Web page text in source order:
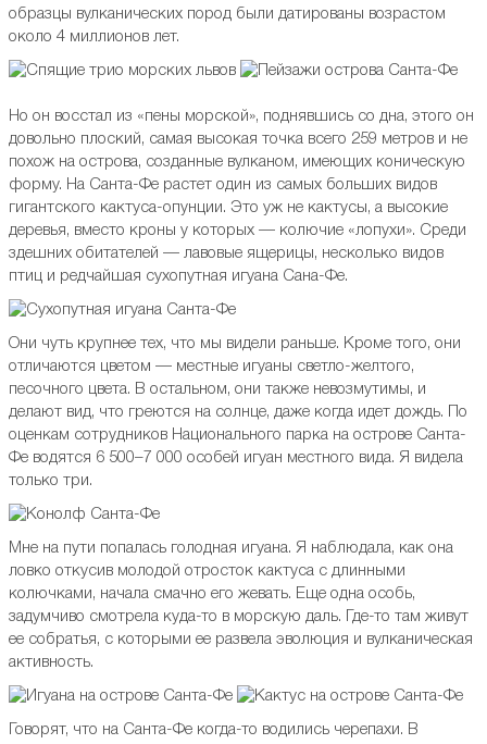
образцы вулканических пород были датированы возрастом
около 4 миллионов лет.
Но он восстал из «пены морской», поднявшись со дна, этого он
довольно плоский, самая высокая точка всего 259 метров и не
похож на острова, созданные вулканом, имеющих коническую
форму. На Санта-Фе растет один из самых больших видов
гигантского кактуса-опунции. Это уж не кактусы, а высокие
деревья, вместо кроны у которых — колючие «лопухи». Среди
здешних обитателей — лавовые ящерицы, несколько видов
птиц и редчайшая сухопутная игуана Сана-Фе.
Они чуть крупнее тех, что мы видели раньше. Кроме того, они
отличаются цветом — местные игуаны светло-желтого,
песочного цвета. В остальном, они также невозмутимы, и
делают вид, что греются на солнце, даже когда идет дождь. По
оценкам сотрудников Национального парка на острове Санта-
Фе водятся 6 500–7 000 особей игуан местного вида. Я видела
только три.
Мне на пути попалась голодная игуана. Я наблюдала, как она
ловко откусив молодой отросток кактуса с длинными
колючками, начала смачно его жевать. Еще одна особь,
задумчиво смотрела куда-то в морскую даль. Где-то там живут
ее собратья, с которыми ее развела эволюция и вулканическая
активность.
Говорят, что на Санта-Фе когда-то водились черепахи. В